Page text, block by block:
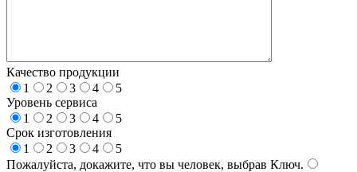
Качество продукции
1
2 3 4
5
Уровень сервиса
1
2 3 4
5
Срок изготовления
1
2 3 4
5
Пожалуйста, докажите, что вы человек, выбрав Ключ.